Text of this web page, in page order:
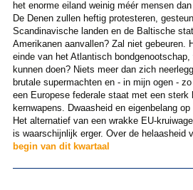
het enorme eiland weinig méér mensen
De Denen zullen heftig protesteren,
Scandinavische landen en de Baltische
Amerikanen aanvallen? Zal niet gebeuren.
einde van het Atlantisch
kunnen doen? Niets meer dan zich
brutale supermachten en - in mijn ogen -
een Europese federale staat met een sterk
kernwapens. Dwaasheid en eigenbelang
Het alternatief van een wrakke EU-
is waarschijnlijk erger. Over de helaasheid
begin van dit kwartaal